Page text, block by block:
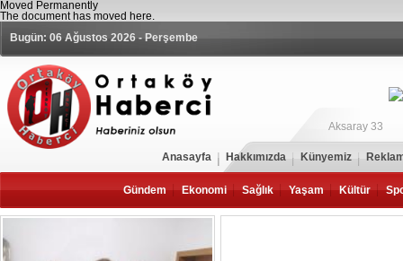
Moved Permanently
The document has moved here.
Bugün: 06 Ağustos 2026 - Perşembe
Aksaray 33
Anasayfa Hakkımızda Künyemiz
Gündem Ekonomi Sağlık Yaşam Kültür